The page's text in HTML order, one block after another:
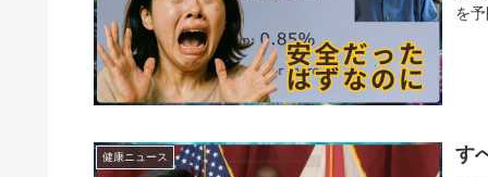
を
健康ニュース す